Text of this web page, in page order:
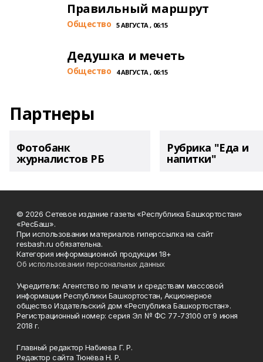
Правильный маршрут
Общество 5 АВГУСТА , 06:15
Дедушка и мечеть
Общество 4 АВГУСТА , 06:15
Партнеры
Фотобанк
журналистов РБ
Рубрика "Еда и
напитки"
© 2026 Сетевое издание газеты «Республика Башкортостан»
«РесБаш».
При использовании материалов гиперссылка на сайт
resbash.ru обязательна.
Категория информационной продукции 18+
Об использовании персональных данных
Учредители: Агентство по печати и средствам массовой
информации Республики Башкортостан, Акционерное
общество Издательский дом «Республика Башкортостан».
Регистрационный номер: серия Эл № ФС 77-73100 от 9 июня
2018 г.
Главный редактор Набиева Г. Р.
Редактор сайта Тюнёва Н. Р.